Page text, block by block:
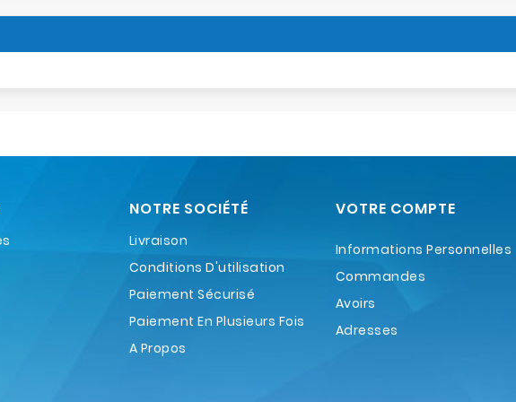
NOTRE SOCIÉTÉ
Livraison
Conditions D'utilisation
Paiement Sécurisé
Paiement En Plusieurs Fois
A Propos
VOTRE COMPTE
Informations Personnelles
Commandes
Avoirs
Adresses